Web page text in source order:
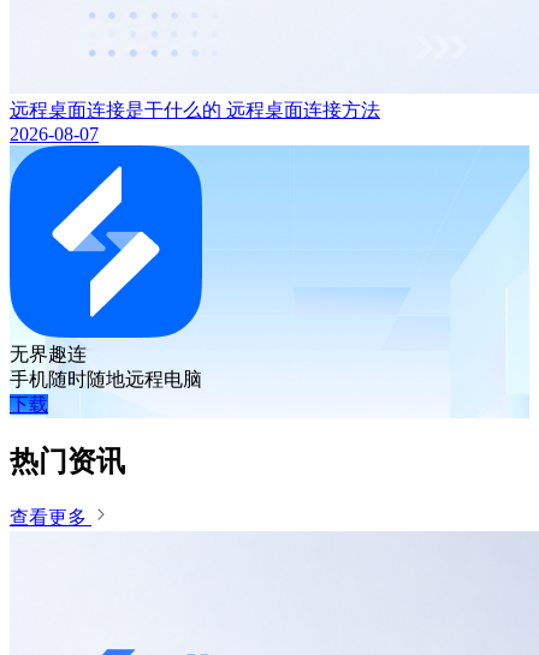
远程桌面连接是干什么的 远程桌面连接方法
2026-08-07
无界趣连
手机随时随地远程电脑
下载
热门资讯
查看更多